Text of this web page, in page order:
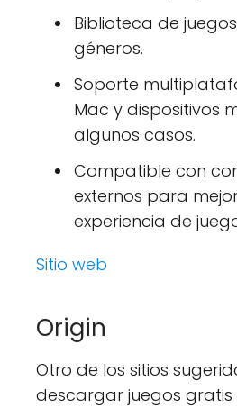
Biblioteca de
géneros.
Soporte
Mac y dispositivos
algunos casos.
Compatible con
externos para
experiencia de
Sitio web
Origin
Otro de los sitios
descargar juegos gratis